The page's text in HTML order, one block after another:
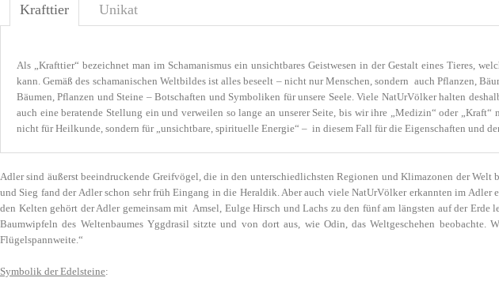
Krafttier Unikat
Als „Krafttier“ bezeichnet man im Schamanismus ein unsichtbares Geistwesen in der Gestalt eines Tieres,
kann. Gemäß des schamanischen Weltbildes ist alles beseelt – nicht nur Menschen, sondern auch Pflanzen,
Bäumen, Pflanzen und Steine – Botschaften und Symboliken für unsere Seele. Viele NatUrVölker halten
auch eine beratende Stellung ein und verweilen so lange an unserer Seite, bis wir ihre „Medizin“ oder
nicht für Heilkunde, sondern für „unsichtbare, spirituelle Energie“ – in diesem Fall für die Eigenschaften und
Adler sind äußerst beeindruckende Greifvögel, die in den unterschiedlichsten Regionen und Klimazonen der
und Sieg fand der Adler schon sehr früh Eingang in die Heraldik. Aber auch viele NatUrVölker erkannten im Adler
den Kelten gehört der Adler gemeinsam mit Amsel, Eulge Hirsch und Lachs zu den fünf am längsten auf der Erde
Baumwipfeln des Weltenbaumes Yggdrasil sitzte und von dort aus, wie Odin , das Weltgeschehen
Flügelspannweite.“
Symbolik der Edelsteine: